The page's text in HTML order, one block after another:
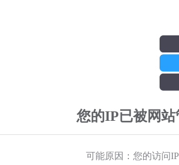
您的IP已被网
可能原因：您的访问